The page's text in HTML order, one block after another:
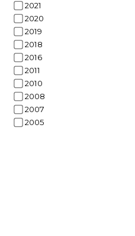
2021
2020
2019
2018
2016
2011
2010
2008
2007
2005